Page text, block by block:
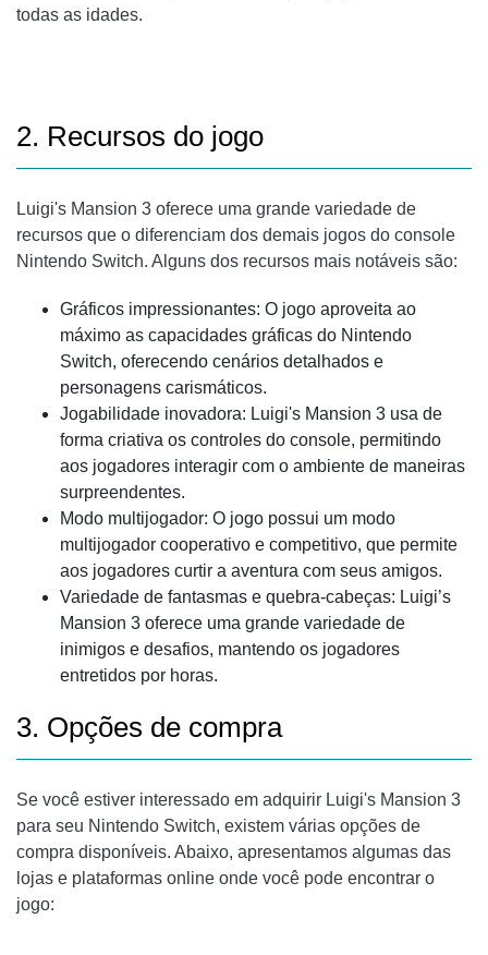
todas as idades.
2. Recursos do jogo
Luigi's Mansion 3 oferece uma grande variedade de
recursos que o diferenciam dos demais jogos do console
Nintendo Switch. Alguns dos recursos mais notáveis ​​são:
Gráficos impressionantes: O jogo aproveita ao
máximo as capacidades gráficas do Nintendo
Switch, oferecendo cenários detalhados e
personagens carismáticos.
Jogabilidade inovadora: Luigi's Mansion 3 usa de
forma criativa os controles do console, permitindo
aos jogadores interagir com o ambiente de maneiras
surpreendentes.
Modo multijogador: O jogo possui um modo
multijogador cooperativo e competitivo, que permite
aos jogadores curtir a aventura com seus amigos.
Variedade de fantasmas e quebra-cabeças: Luigi’s
Mansion 3 oferece uma grande variedade de
inimigos e desafios, mantendo os jogadores
entretidos por horas.
3. Opções de compra
Se você estiver interessado em adquirir Luigi's Mansion 3
para seu Nintendo Switch, existem várias opções de
compra disponíveis. Abaixo, apresentamos algumas das
lojas e plataformas online onde você pode encontrar o
jogo: